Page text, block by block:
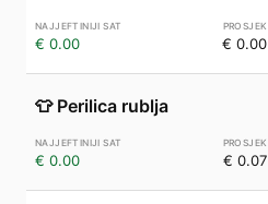
€ 0.00 € 0.00
👕 Perilica rublja
€ 0.00 € 0.07